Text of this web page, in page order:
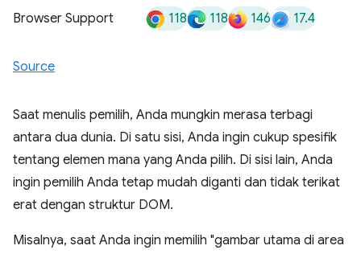
Browser Support 118 118 146 17.4
Source
Saat menulis pemilih, Anda mungkin merasa terbagi
antara dua dunia. Di satu sisi, Anda ingin cukup spesifik
tentang elemen mana yang Anda pilih. Di sisi lain, Anda
ingin pemilih Anda tetap mudah diganti dan tidak terikat
erat dengan struktur DOM.
Misalnya, saat Anda ingin memilih "gambar utama di area